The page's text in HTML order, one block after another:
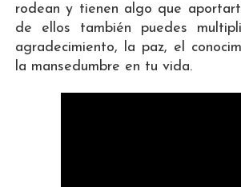
rodean y tienen algo que
de ellos también puedes
agradecimiento, la paz, el
la mansedumbre en tu vida.